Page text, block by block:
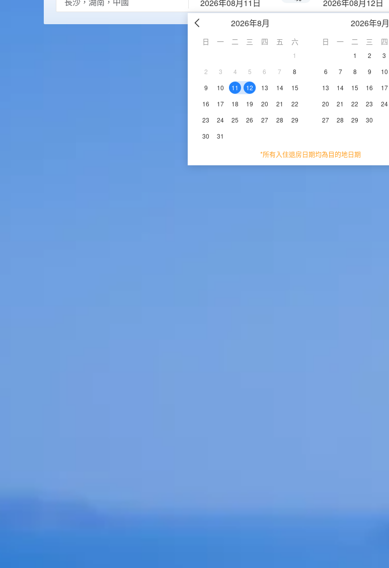
2026年08月11日
2026年08月12日
2026年8月
日 一 二 三 四 五 六
1
2
3 4 5 6 7
8
9
10 11 12 13 14
15
16
17 18 19 20 21
22
23
24 25 26 27 28
29
30
31
2026年9月
日 一 二 三 四
1 2 3
6
7 8 9 10
13
14 15 16 17
20
21 22 23 24
27
28 29 30
*所有入住退房日期均為目的地日期